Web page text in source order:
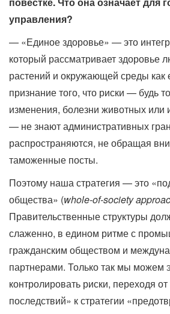
управления?
— «Единое здоровье» — это
который рассматривает здоровье
растений и окружающей среды как
признание того, что риски — будь
изменения, болезни животных
— не знают административных
распространяются, не обращая
таможенные посты.
Поэтому наша стратегия — это
общества» (whole-of-society
Правительственные структуры
слаженно, в едином ритме с
гражданским обществом и
партнерами. Только так мы можем
контролировать риски, переходя
последствий» к стратегии